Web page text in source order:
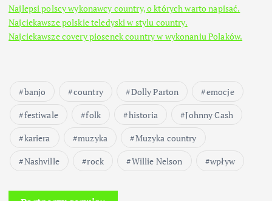
Najlepsi polscy wykonawcy country, o których warto napisać.
Najciekawsze polskie teledyski w stylu country.
Najciekawsze covery piosenek country w wykonaniu Polaków.
banjo country Dolly Parton
emocje
festiwale
folk historia
Johnny Cash
kariera
muzyka
Muzyka country
Nashville
rock Willie Nelson wpływ